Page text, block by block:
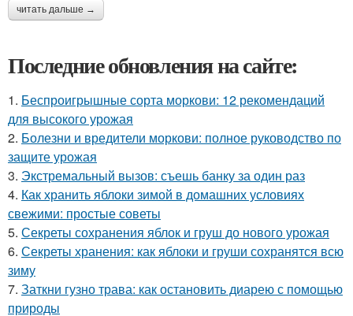
читать дальше →
Последние обновления на сайте:
1. Беспроигрышные сорта моркови: 12 рекомендаций
для высокого урожая
2. Болезни и вредители моркови: полное руководство по
защите урожая
3. Экстремальный вызов: съешь банку за один раз
4. Как хранить яблоки зимой в домашних условиях
свежими: простые советы
5. Секреты сохранения яблок и груш до нового урожая
6. Секреты хранения: как яблоки и груши сохранятся всю
зиму
7. Заткни гузно трава: как остановить диарею с помощью
природы